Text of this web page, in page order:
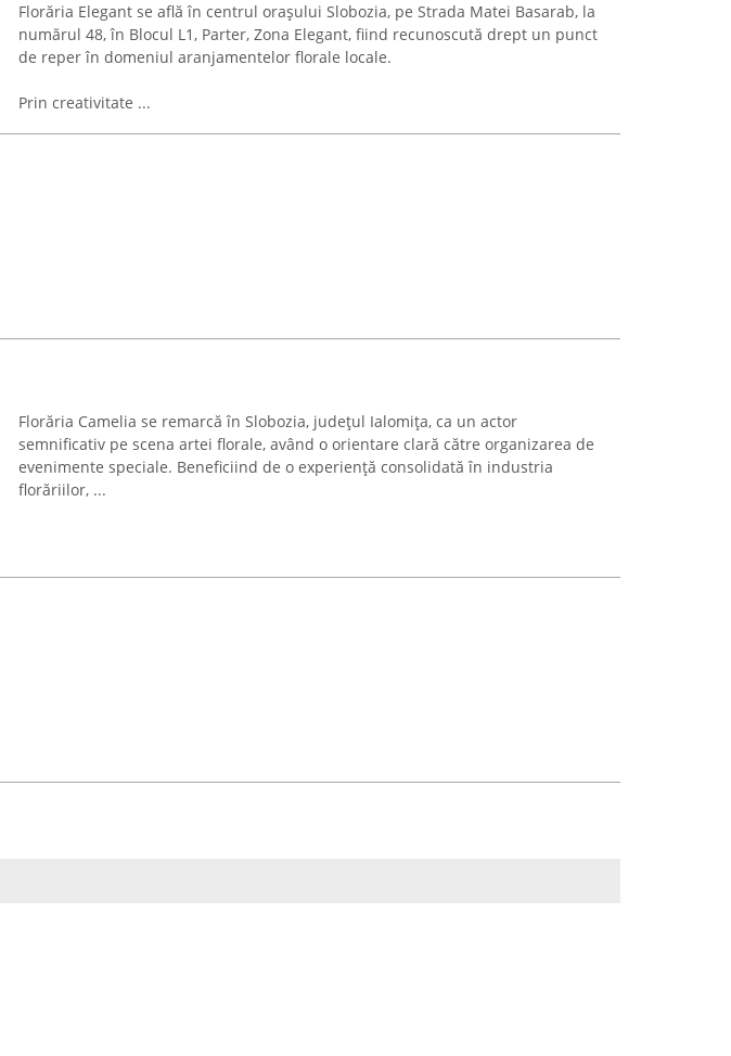
Florăria Elegant se află în centrul orașului Slobozia, pe Strada Matei Basarab, la
numărul 48, în Blocul L1, Parter, Zona Elegant, fiind recunoscută drept un punct
de reper în domeniul aranjamentelor florale locale.
Prin creativitate ...
Florăria Camelia se remarcă în Slobozia, județul Ialomița, ca un actor
semnificativ pe scena artei florale, având o orientare clară către organizarea de
evenimente speciale. Beneficiind de o experiență consolidată în industria
florăriilor, ...